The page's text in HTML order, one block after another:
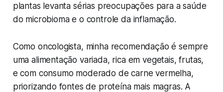
plantas levanta sérias preocupações para a saúde
do microbioma e o controle da inflamação.
Como oncologista, minha recomendação é sempre
uma alimentação variada, rica em vegetais, frutas,
e com consumo moderado de carne vermelha,
priorizando fontes de proteína mais magras. A